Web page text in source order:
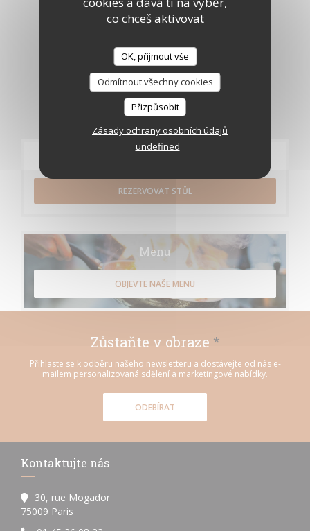
co chceš aktivovat
OK, přijmout vše
Odmítnout všechny cookies
Přizpůsobit
Zásady ochrany osobních údajů
undefined
REZERVOVAT STŮL
Menu
OBJEVTE NAŠE MENU
Zůstaňte v obraze *
Přihlaste se k odběru našeho newsletteru a dostávejte od nás e-
mailem personalizovaná sdělení a marketingové nabídky.
ODEBÍRAT
Kontaktujte nás
30, rue Mogador
75009 Paris